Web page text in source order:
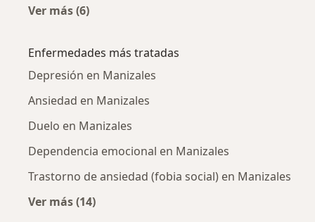
Ver más (6)
Enfermedades más tratadas
Depresión en Manizales
Ansiedad en Manizales
Duelo en Manizales
Dependencia emocional en Manizales
Trastorno de ansiedad (fobia social) en Manizales
Ver más (14)